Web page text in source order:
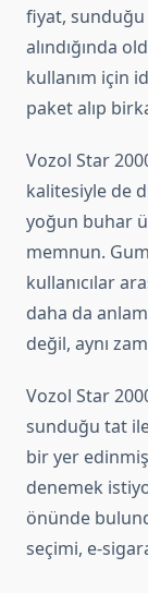
fiyat,
alındığında
kullanım için
paket alıp
Vozol Star
kalitesiyle de
yoğun buhar
memnun.
kullanıcılar
daha da
değil, aynı
Vozol Star
sunduğu tat
bir yer
denemek
önünde
seçimi, e-